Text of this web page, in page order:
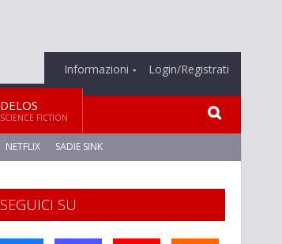
Informazioni Login/Registrati
DELOS
SCIENCE FICTION
NETFLIX SADIE SINK
SEGUICI SU